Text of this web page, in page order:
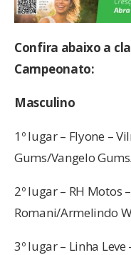
Confira abaixo a
Campeonato:
Masculino
1º lugar – Flyone –
Gums/Vangelo
2º lugar – RH Motos
Romani/Armelindo
3º lugar – Linha